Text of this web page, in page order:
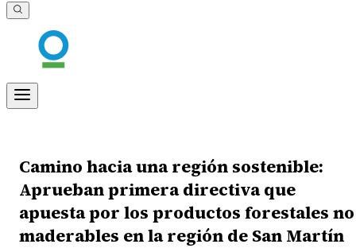
Camino hacia una región sostenible:
Aprueban primera directiva que
apuesta por los productos forestales no
maderables en la región de San Martín